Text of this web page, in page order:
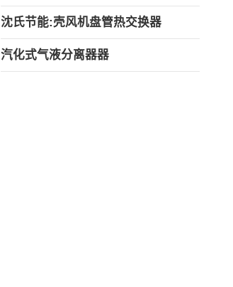
沈氏节能:壳风机盘管热交换器
汽化式气液分离器器